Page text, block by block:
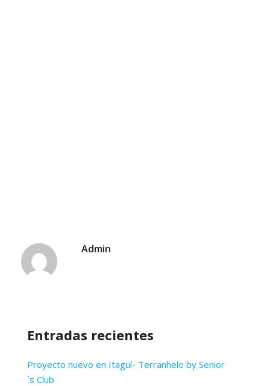
Admin
Entradas recientes
Proyecto nuevo en Itagüí- Terranhelo by Senior
´s Club